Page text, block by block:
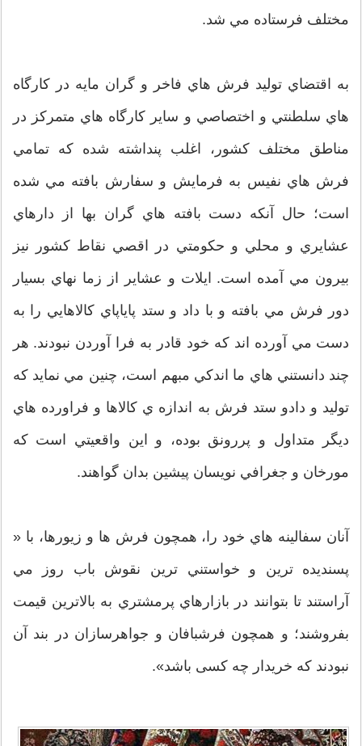
مختلف فرستاده مي شد.
به اقتضاي توليد فرش هاي فاخر و گران مايه در كارگاه
هاي سلطنتي و اختصاصي و ساير كارگاه هاي متمركز در
مناطق مختلف كشور، اغلب پنداشته شده كه تمامي
فرش هاي نفيس به فرمايش و سفارش بافته مي شده
است؛ حال آنكه دست بافته هاي گران بها از دارهاي
عشايري و محلي و حكومتي در اقصي نقاط كشور نيز
بيرون مي آمده است. ايلات و عشاير از زما نهاي بسيار
دور فرش مي بافته و با داد و ستد پاياپاي كالاهايي را به
دست مي آورده اند كه خود قادر به فرا آوردن نبودند. هر
چند دانستني هاي ما اندكي مبهم است، چنين مي نمايد كه
توليد و دادو ستد فرش به اندازه ي كالاها و فراورده هاي
ديگر متداول و پررونق بوده، و اين واقعيتي است كه
مورخان و جغرافي نويسان پيشين بدان گواهند.
آنان سفالينه هاي خود را، همچون فرش ها و زيورها، با «
پسنديده ترين و خواستني ترين نقوش باب روز مي
آراستند تا بتوانند در بازارهاي پرمشتري به بالاترين قيمت
بفروشند؛ و همچون فرشبافان و جواهرسازان در بند آن
نبودند كه خريدار چه کسی باشد».